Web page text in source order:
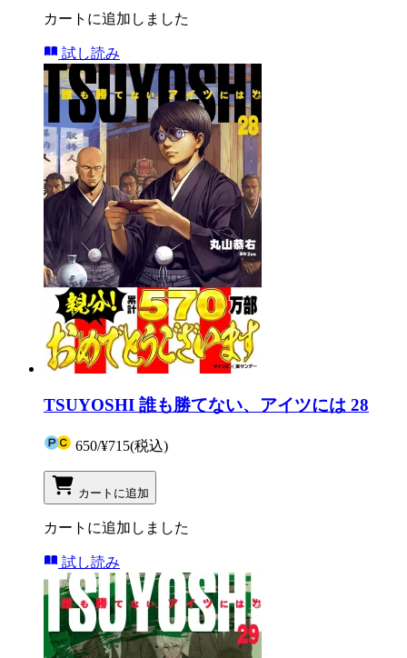
カートに追加しました
試し読み
TSUYOSHI 誰も勝てない、アイツには 28
650/¥715(税込)
カートに追加
カートに追加しました
試し読み